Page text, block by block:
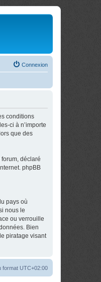
Connexion
conditions
ci à n’importe
que des
déclaré
phpBB
pays où
nous le
ou verrouille
Bien
piratage visant
format UTC+02:00